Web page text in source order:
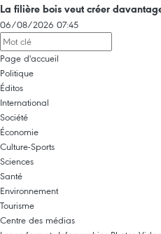
La filière bois veut créer
06/08/2026 07:45
Page d'accueil
Politique
Éditos
International
Société
Économie
Culture-Sports
Sciences
Santé
Environnement
Tourisme
Centre des médias